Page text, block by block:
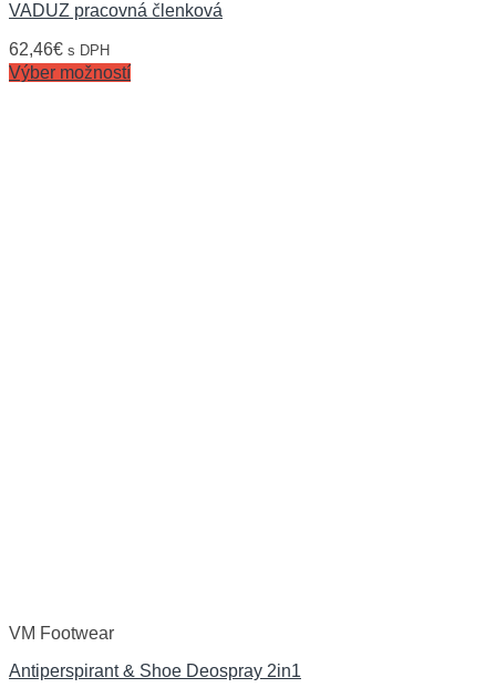
VADUZ pracovná členková
62,46€ s DPH
Výber možností
VM Footwear
Antiperspirant & Shoe Deospray 2in1